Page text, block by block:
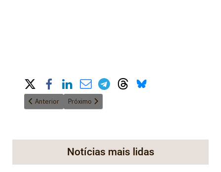
Share on Social Media
Artigo anterior: Ângela Vidal da Silva Martins faz apresentação
Anterior Próximo artigo: Mensagem de Boas Festas da APLJ
Próximo
Notícias mais lidas